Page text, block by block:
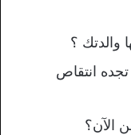
والدتك ؟
انتقاص